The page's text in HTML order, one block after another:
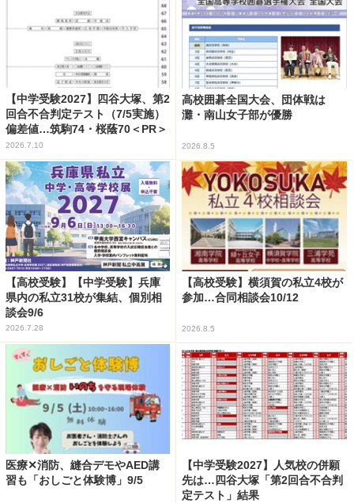
【中学受験2027】四谷大塚、第2
回合不合判定テスト（7/5実施）
偏差値…筑駒74・桜蔭70＜PR＞
2026.7.10
高校囲碁全国大会、団体戦は
灘・南山女子部が優勝
2026.8.5
【高校受験】【中学受験】兵庫
県内の私立31校が集結、個別相
談会9/6
2026.7.28
【高校受験】横須賀の私立4校が
参加…合同相談会10/12
2026.8.5
医療✕消防、縫合デモやAED講
習も「おしごと体験博」9/5
【中学受験2027】人気校の併願
先は…四谷大塚「第2回合不合判
定テスト」結果